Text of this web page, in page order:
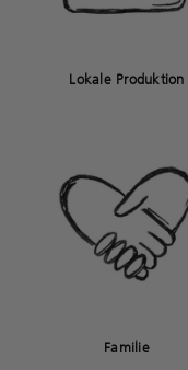
Lokale Produktion
Familie